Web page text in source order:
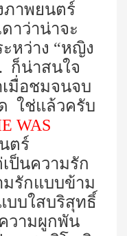
ภาพยนตร์
าว่าน่าจะ
หว่าง “หญิง
ก็น่าสนใจ
มื่อชมจนจบ
ใช่แล้วครับ
WAS
ตร์
ป็นความรัก
มรักแบบข้าม
บบใสบริสุทธิ์
วามผูกพัน